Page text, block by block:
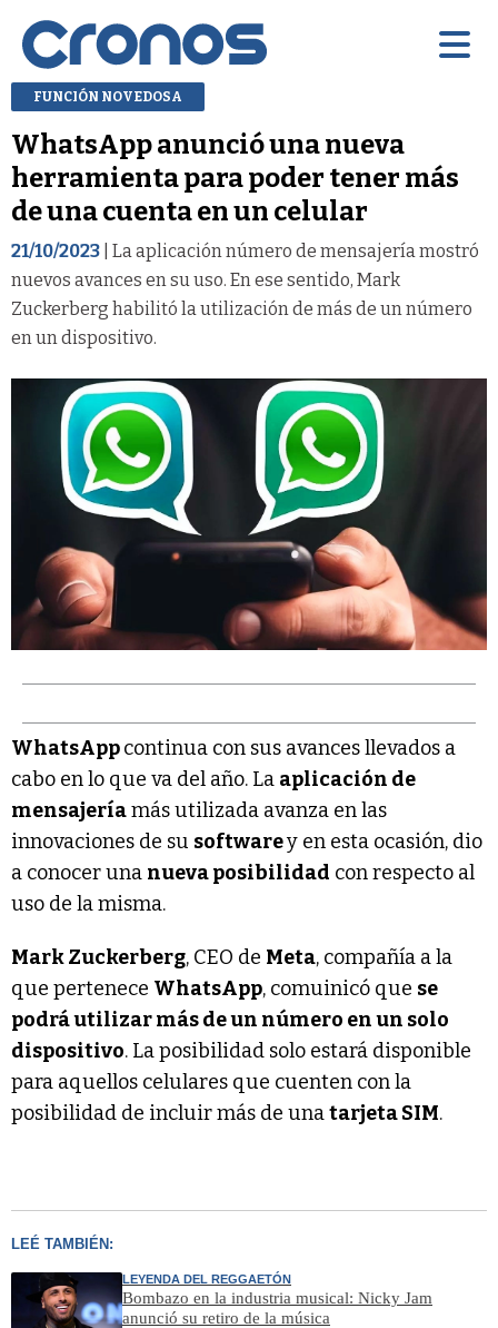
FUNCIÓN NOVEDOSA
WhatsApp anunció una nueva
herramienta para poder tener más
de una cuenta en un celular
21/10/2023 | La aplicación número de mensajería mostró
nuevos avances en su uso. En ese sentido, Mark
Zuckerberg habilitó la utilización de más de un número
en un dispositivo.
WhatsAppcontinua con sus avances llevados a
cabo en lo que va del año. La aplicación de
mensajeríamás utilizada avanza en las
innovaciones de su softwarey en esta ocasión, dio
a conocer una nueva posibilidad con respecto al
uso de la misma.
Mark Zuckerberg, CEO de Meta, compañía a la
que pertenece WhatsApp, comuinicó que se
podrá utilizar más de un número en un solo
dispositivo. La posibilidad solo estará disponible
para aquellos celulares que cuenten con la
posibilidad de incluir más de unatarjeta SIM.
LEÉ TAMBIÉN:
LEYENDA DEL REGGAETÓN
Bombazo en la industria musical: Nicky Jam
anunció su retiro de la música